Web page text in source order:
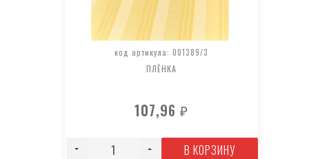
код артикула: 001389/3
ПЛЁНКА
107,96₽
В КОРЗИНУ